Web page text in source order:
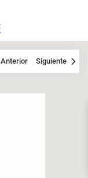
Anterior Siguiente